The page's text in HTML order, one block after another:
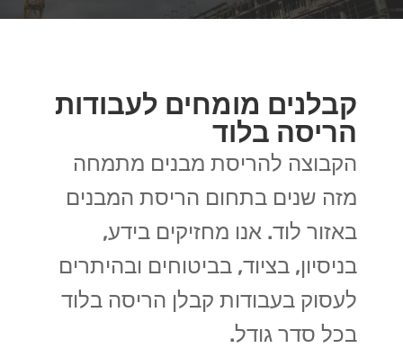
קבלנים מומחים לעבודות
הריסה בלוד
הקבוצה להריסת מבנים מתמחה
מזה שנים בתחום הריסת המבנים
באזור לוד. אנו מחזיקים בידע,
בניסיון, בציוד, בביטוחים ובהיתרים
לעסוק בעבודות קבלן הריסה בלוד
בכל סדר גודל.